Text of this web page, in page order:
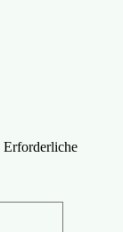
Erforderliche